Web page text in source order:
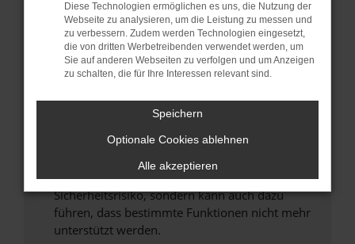
verhindern. Funktioniert die Seite in einem
anderen Browser oder in einem privaten
Fenster?
Starte dein Gerät neu.
Probleme zu beheben.
Betriebssystem auf dem neuesten Stand
Veraltete Software birgt nicht nur ein
Sicherheitsrisiko, sondern kann auch dazu
führen, dass bestimmte Funktionen nicht mehr
unterstützt werden.
Diese Technologien ermöglichen es uns, die Nutzung der
Webseite zu analysieren, um die Leistung zu messen und
zu verbessern. Zudem werden Technologien eingesetzt,
die von dritten Werbetreibenden verwendet werden, um
Sie auf anderen Webseiten zu verfolgen und um Anzeigen
zu schalten, die für Ihre Interessen relevant sind.
Speichern
Optionale Cookies ablehnen
Alle akzeptieren